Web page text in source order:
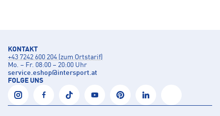
KONTAKT
+43 7242 600 204 (zum Ortstarif)
Mo. – Fr. 08:00 – 20:00 Uhr
service.eshop@intersport.at
FOLGE UNS